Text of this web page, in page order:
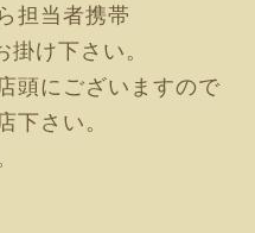
担当者携帯
け下さい。
頭に ございますので
下さい。